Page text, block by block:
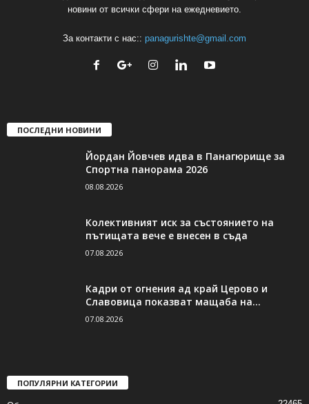
новини от всички сфери на ежедневието.
За контакти с нас:: panagurishte@gmail.com
ПОСЛЕДНИ НОВИНИ
Йордан Йовчев идва в Панагюрище за
Спортна панорама 2026
08.08.2026
Колективният иск за състоянието на
пътищата вече е внесен в съда
07.08.2026
Кадри от огнения ад край Церово и
Славовица показват мащаба на...
07.08.2026
ПОПУЛЯРНИ КАТЕГОРИИ